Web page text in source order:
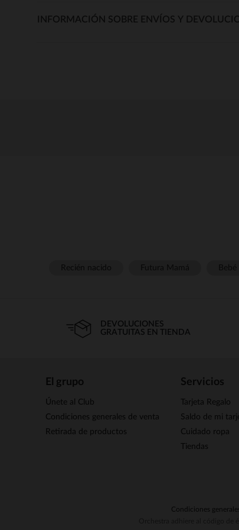
INFORMACIÓN SOBRE ENVÍOS Y
DEVOLUCIONES
GRATUITAS EN TIENDA
El grupo
Únete al Club
Condiciones generales de venta
Retirada de productos
Servicios
Tarjeta Regalo
Saldo de mi
Cuidado ropa
Tiendas
Condiciones